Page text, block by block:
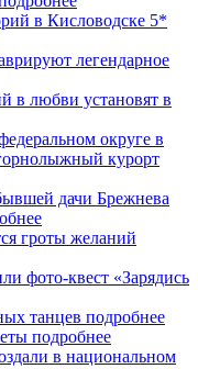
в Кисловодске 5*
легендарное
в любви установят в
округе в
курорт
дачи Брежнева
гроты желаний
фото-квест «Зарядись
танцев подробнее
подробнее
в национальном